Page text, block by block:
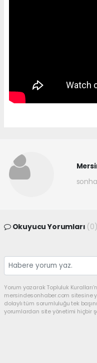
Okuyucu Yorumları (0)
Yorum yazarak Topluluk
mersindesonhaber.com sitesine
dolaylı tüm sorumluluğu tek
yorumlardan site yönetimi hiçbir